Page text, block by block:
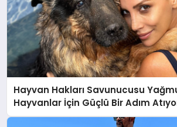
Hayvan Hakları Savunucusu
Hayvanlar İçin Güçlü Bir Adım